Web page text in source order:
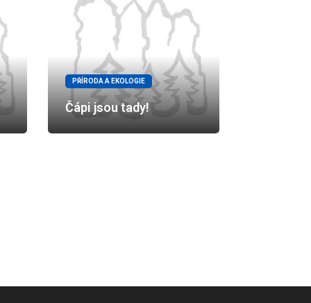
PŘÍRODA A EKOLOGIE
Čápi jsou tady!